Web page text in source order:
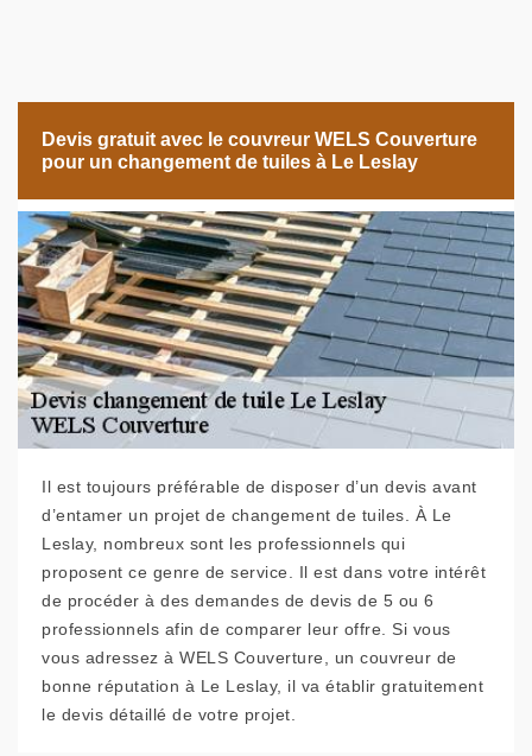
Devis gratuit avec le couvreur WELS Couverture
pour un changement de tuiles à Le Leslay
Il est toujours préférable de disposer d’un devis avant
d’entamer un projet de changement de tuiles. À Le
Leslay, nombreux sont les professionnels qui
proposent ce genre de service. Il est dans votre intérêt
de procéder à des demandes de devis de 5 ou 6
professionnels afin de comparer leur offre. Si vous
vous adressez à WELS Couverture, un couvreur de
bonne réputation à Le Leslay, il va établir gratuitement
le devis détaillé de votre projet.